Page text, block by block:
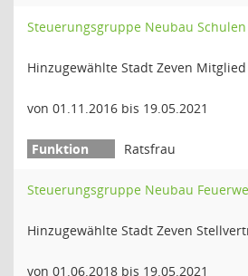
Steuerungsgruppe Neubau Schulen
Hinzugewählte Stadt Zeven Mitglied
von 01.11.2016 bis 19.05.2021
Ratsfrau
Steuerungsgruppe Neubau
Hinzugewählte Stadt Zeven
von 01.06.2018 bis 19.05.2021